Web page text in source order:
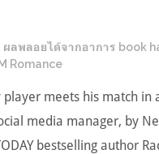
ผลพลอยได้จากอาการ book
Romance
meets his match in
media manager, by
bestselling author